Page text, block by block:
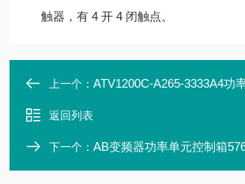
触器，有 4 开 4 闭触点。
上一个： ATV1200C-A265-3333A4功率单元I/O接口板
返回列表
下一个： AB变频器功率单元控制箱